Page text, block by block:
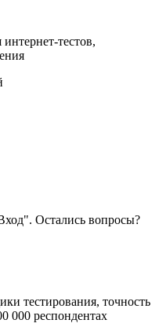
тестов,
Остались вопросы?
тестирования, точность
000 респондентах